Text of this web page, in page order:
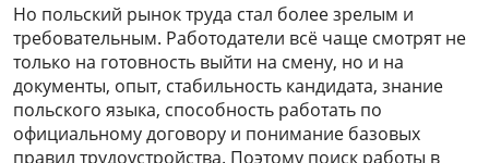
Но польский рынок труда стал более зрелым и
требовательным. Работодатели всё чаще смотрят не
только на готовность выйти на смену, но и на
документы, опыт, стабильность кандидата, знание
польского языка, способность работать по
официальному договору и понимание базовых
правил трудоустройства. Поэтому поиск работы в